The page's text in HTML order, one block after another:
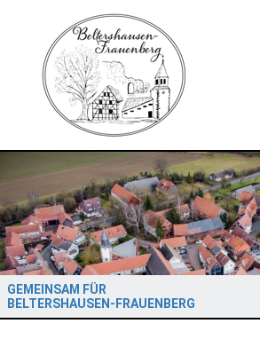
springen
GEMEINSAM FÜR
BELTERSHAUSEN-FRAUENBERG